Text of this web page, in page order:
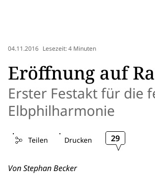
04.11.2016 Lesezeit: 4 Minuten
Eröffnung auf
Erster Festakt für die
Elbphilharmonie
Teilen Drucken 29
Von Stephan Becker